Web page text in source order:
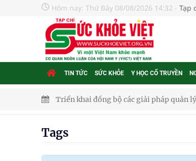
Hôm nay: Thứ Bảy 08/08/2026 14:32 - Tạp
TIN TỨC SỨC KHỎE Y HỌC CỔ TRUYỀN
Triển khai đồng bộ các giải pháp quản
Tags